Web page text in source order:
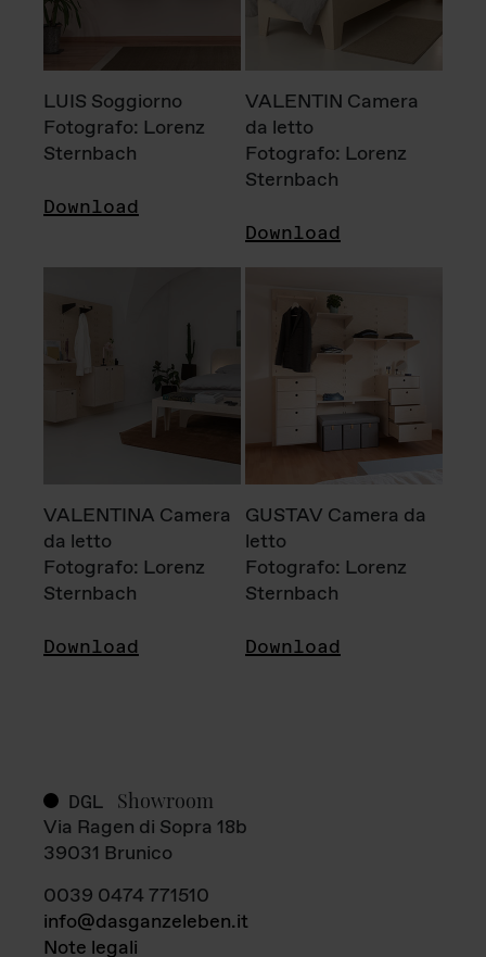
LUIS Soggiorno
Fotografo: Lorenz
Sternbach
Download
VALENTIN Camera
da letto
Fotografo: Lorenz
Sternbach
Download
VALENTINA Camera
da letto
Fotografo: Lorenz
Sternbach
Download
GUSTAV Camera da
letto
Fotografo: Lorenz
Sternbach
Download
DGL Showroom
Via Ragen di Sopra 18b
39031 Brunico
0039 0474 771510
info@dasganzeleben.it
Note legali